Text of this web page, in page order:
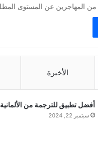
الأخيرة
أفضل تطبيق للترجمة من الألمانية
سبتمبر 22, 2024